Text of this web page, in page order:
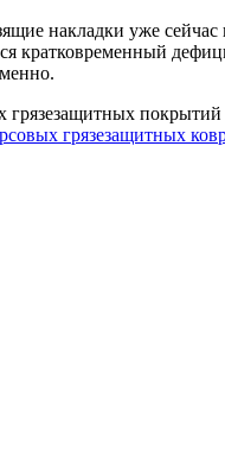
накладки уже
кратковременный
покрытий
грязезащитных